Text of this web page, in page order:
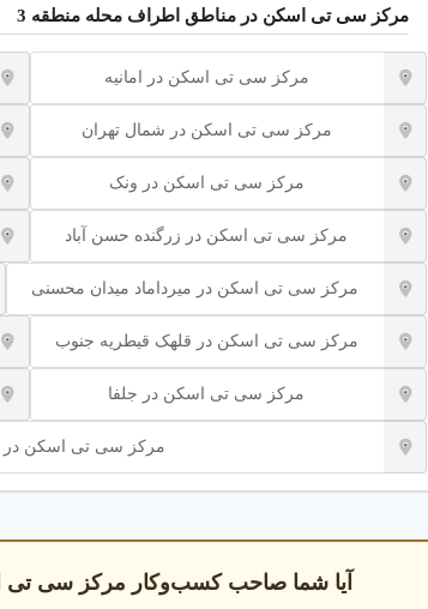
نوع اسکن، تعداد اسلایسهای دستگاه و امکانات مرکز بر هزینه
استفاده از بیمه
: بسیاری از مراکز در منطقه 3 تهران بیمه درمانی را قبول میکنند.
مشاوره تخصصی
: کاهش هزینه با مشاوره برای بررسی
مراکز دولتی
: انتخاب مراکز دولتی برای تعرفه‌های
انواع خدمات سی تی اسکن و کاربرد آنها
دسته‌بندیهای محبوب
سی تی اسکن ریه
: تشخیص بیماریهای ریوی مانند
سی تی اسکن مغز
: بررسی مشکلات مغزی مانند تومور
مرکز سی تی اسکن در مناطق اطراف محله منطقه 3
مرکز سی تی اسکن در امانیه
مرکز سی تی اسکن در شمال تهران
مرکز سی تی اسکن در ونک
مرکز سی تی اسکن در زرگنده حسن آباد
مرکز سی تی اسکن در میرداماد میدان محسنی
مرکز سی تی اسکن در قلهک قیطریه جنوب
مرکز سی تی اسکن در جلفا
مرکز سی تی اسکن در
آیا شما صاحب کسب‌وکار مرکز سی تی اسکن